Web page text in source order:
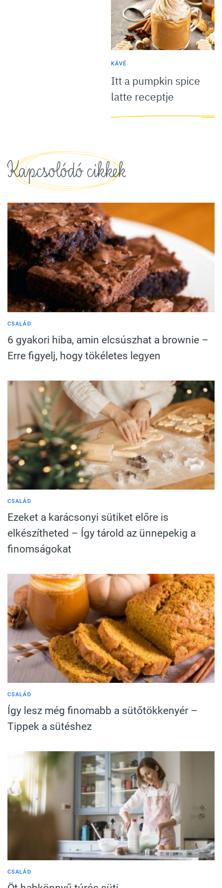
KÁVÉ
Itt a pumpkin spice
latte receptje
Kapcsolódó cikkek
CSALÁD
6 gyakori hiba, amin elcsúszhat a brownie –
Erre figyelj, hogy tökéletes legyen
CSALÁD
Ezeket a karácsonyi sütiket előre is
elkészítheted – Így tárold az ünnepekig a
finomságokat
CSALÁD
Így lesz még finomabb a sütőtökkenyér –
Tippek a sütéshez
CSALÁD